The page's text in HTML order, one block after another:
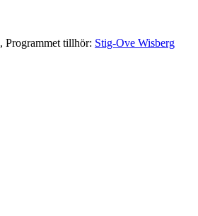
, Programmet tillhör: Stig-Ove Wisberg